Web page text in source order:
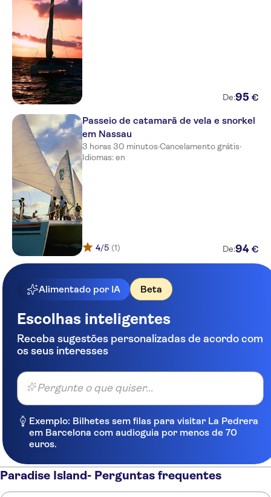
De:95 €
Passeio de catamarã de vela e snorkel
em Nassau
3 horas 30 minutos·Cancelamento grátis·
Idiomas: en
4/5 (1) De:94 €
Alimentado por IA Beta
Escolhas inteligentes
Receba sugestões personalizadas de acordo com
os seus interesses
Pergunte o que quiser...
Exemplo: Bilhetes sem filas para visitar La Pedrera
em Barcelona com audioguia por menos de 70
euros.
Paradise Island- Perguntas frequentes